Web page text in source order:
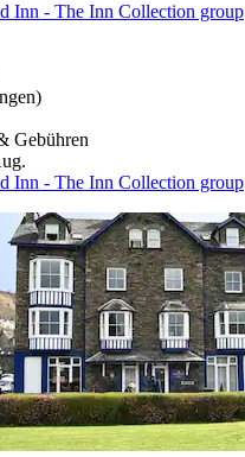
Inn - The Inn Collection group
Gebühren
Inn - The Inn Collection group